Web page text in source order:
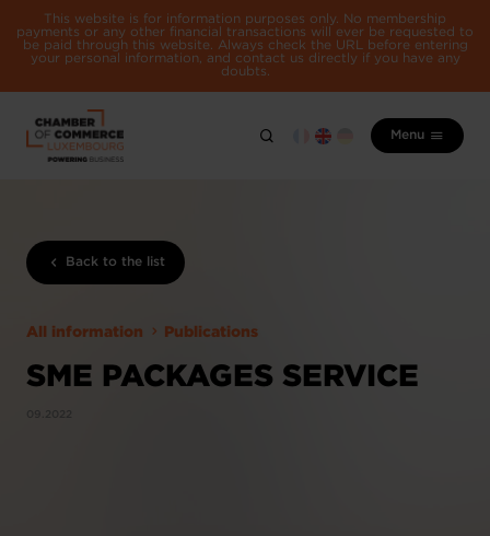
This website is for information purposes only. No membership
payments or any other financial transactions will ever be requested to
be paid through this website. Always check the URL before entering
your personal information, and contact us directly if you have any
doubts.
Menu
Back to the list
All information Publications
SME PACKAGES SERVICE